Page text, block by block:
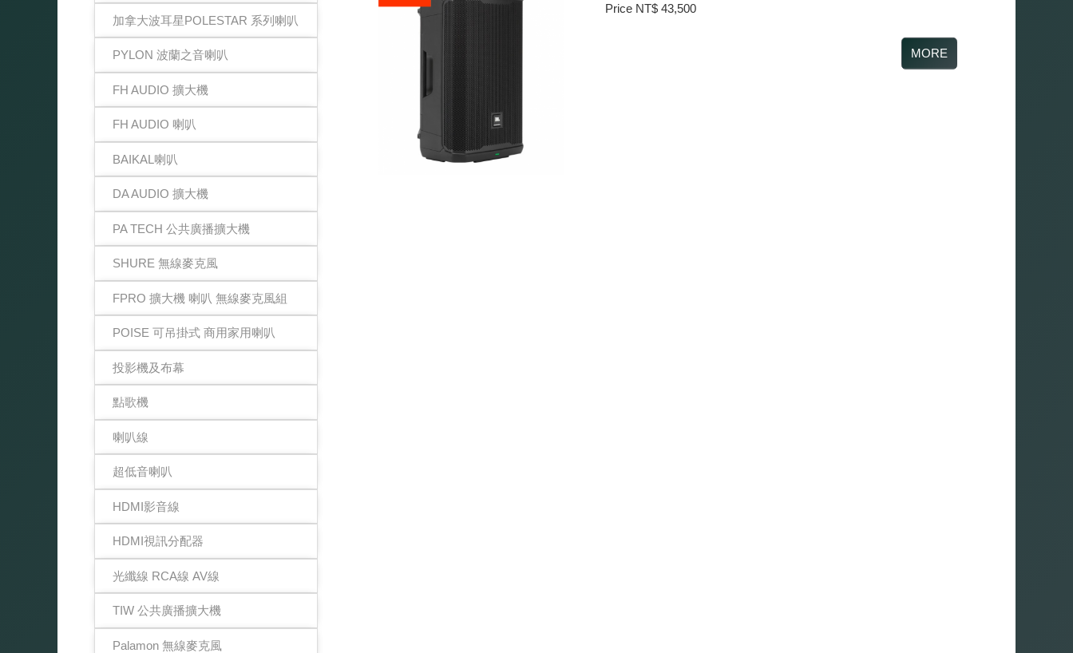
加拿大波耳星POLESTAR 系列喇叭
PYLON 波蘭之音喇叭
FH AUDIO 擴大機
FH AUDIO 喇叭
BAIKAL喇叭
DA AUDIO 擴大機
PA TECH 公共廣播擴大機
SHURE 無線麥克風
FPRO 擴大機 喇叭 無線麥克風組
POISE 可吊掛式 商用家用喇叭
投影機及布幕
點歌機
喇叭線
超低音喇叭
HDMI影音線
HDMI視訊分配器
光纖線 RCA線 AV線
TIW 公共廣播擴大機
Palamon 無線麥克風
Price NT$ 43,500